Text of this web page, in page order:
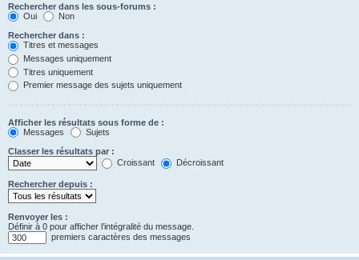
Rechercher dans les sous-forums :
Oui
Non
Rechercher dans :
Titres et messages
Messages uniquement
Titres uniquement
Premier message des sujets uniquement
Afficher les résultats sous forme de :
Messages
Sujets
Classer les résultats par :
Croissant
Décroissant
Rechercher depuis :
Renvoyer les :
Définir à 0 pour afficher l’intégralité du message.
premiers caractères des messages